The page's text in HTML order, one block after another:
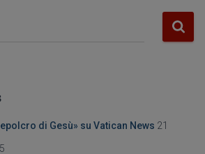
di Gesù» su Vatican News 21